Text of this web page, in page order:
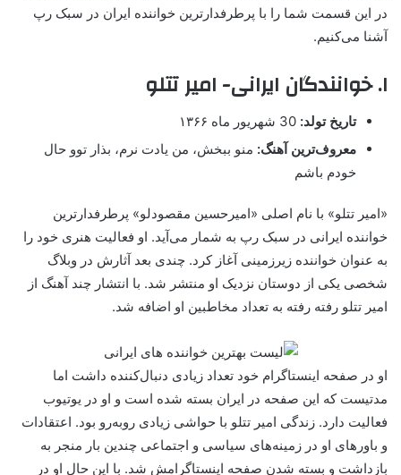
در این قسمت شما را با پرطرفدارترین خواننده ایران در سبک رپ
آشنا می‌کنیم.
۱. خوانندگان ایرانی- امیر تتلو
تاریخ تولد:
معروف‌ترین آهنگ: منو ببخش، من یادت نرم، بذار توو حال
خودم باشم
«امیر تتلو» با نام اصلی «امیرحسین مقصودلو» پرطرفدارترین
خواننده ایرانی در سبک رپ به شمار می‌آید. او فعالیت هنری خود را
به عنوان خواننده زیرزمینی آغاز کرد. چندی بعد آثارش در وبلاگ
شخصی یکی از دوستان نزدیک او منتشر شد. با انتشار چند آهنگ از
امیر تتلو رفته رفته به تعداد مخاطبین او اضافه شد.
او در صفحه اینستاگرام خود تعداد زیادی دنبال‌کننده داشت اما
مدتیست که این صفحه در ایران بسته شده است و او در یوتیوب
فعالیت دارد. زندگی امیر تتلو با حواشی زیادی روبه‌رو بود. اعتقادات
و باورهای او در زمینه‌های سیاسی و اجتماعی چندین بار منجر به
بازداشت و بسته شدن صفحه اینستاگرامش شد. با این حال او در